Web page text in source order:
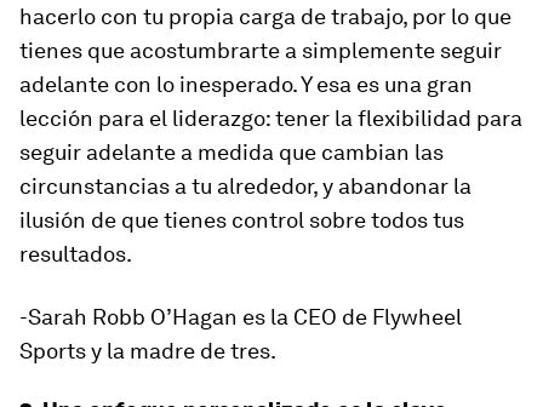
hacerlo con tu propia carga de trabajo, por lo que
tienes que acostumbrarte a simplemente seguir
adelante con lo inesperado. Y esa es una gran
lección para el liderazgo: tener la flexibilidad para
seguir adelante a medida que cambian las
circunstancias a tu alrededor, y abandonar la
ilusión de que tienes control sobre todos tus
resultados.
-Sarah Robb O’Hagan es la CEO de Flywheel
Sports y la madre de tres.